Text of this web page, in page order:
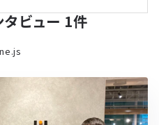
ビュー 1件